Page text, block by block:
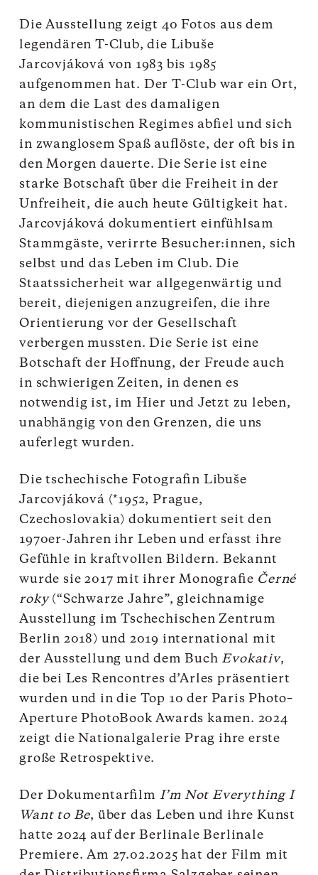
Die Ausstellung zeigt 40 Fotos aus dem
legendären T-Club, die Libuše
Jarcovjáková von 1983 bis 1985
aufgenommen hat. Der T-Club war ein Ort,
an dem die Last des damaligen
kommunistischen Regimes abfiel und sich
in zwanglosem Spaß auflöste, der oft bis in
den Morgen dauerte. Die Serie ist eine
starke Botschaft über die Freiheit in der
Unfreiheit, die auch heute Gültigkeit hat.
Jarcovjáková dokumentiert einfühlsam
Stammgäste, verirrte Besucher:innen, sich
selbst und das Leben im Club. Die
Staatssicherheit war allgegenwärtig und
bereit, diejenigen anzugreifen, die ihre
Orientierung vor der Gesellschaft
verbergen mussten. Die Serie ist eine
Botschaft der Hoffnung, der Freude auch
in schwierigen Zeiten, in denen es
notwendig ist, im Hier und Jetzt zu leben,
unabhängig von den Grenzen, die uns
auferlegt wurden.
Die tschechische Fotografin Libuše
Jarcovjáková (*1952, Prague,
Czechoslovakia) dokumentiert seit den
1970er-Jahren ihr Leben und erfasst ihre
Gefühle in kraftvollen Bildern. Bekannt
wurde sie 2017 mit ihrer Monografie Černé
roky(“Schwarze Jahre”, gleichnamige
Ausstellung im Tschechischen Zentrum
Berlin 2018) und 2019 international mit
der Ausstellung und dem Buch Evokativ,
die bei Les Rencontres d’Arles präsentiert
wurden und in die Top 10 der Paris Photo–
Aperture PhotoBook Awards kamen. 2024
zeigt die Nationalgalerie Prag ihre erste
große Retrospektive.
Der Dokumentarfilm I’m Not Everything I
Want to Be, über das Leben und ihre Kunst
hatte 2024 auf der Berlinale Berlinale
Premiere. Am 27.02.2025 hat der Film mit